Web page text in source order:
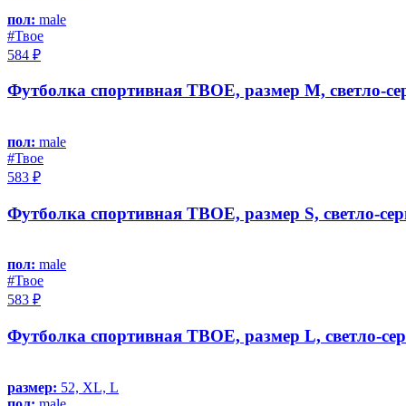
пол: male
#Твое
584 ₽
Футболка спортивная ТВОЕ, размер M, светло-
пол: male
#Твое
583 ₽
Футболка спортивная ТВОЕ, размер S, светло-
пол: male
#Твое
583 ₽
Футболка спортивная ТВОЕ, размер L, светло-
размер: 52, XL, L